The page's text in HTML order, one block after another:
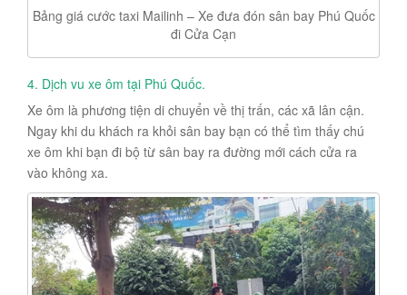
Bảng giá cước taxi Mailinh – Xe đưa đón sân bay Phú Quốc
đi Cửa Cạn
4. Dịch vu xe ôm tại Phú Quốc.
Xe ôm là phương tiện di chuyển về thị trấn, các xã lân cận.
Ngay khi du khách ra khỏi sân bay bạn có thể tìm thấy chú
xe ôm khi bạn đi bộ từ sân bay ra đường mới cách cửa ra
vào không xa.